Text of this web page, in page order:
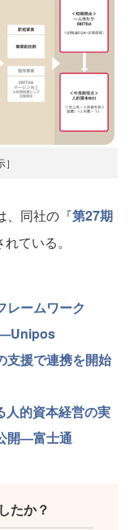
、同社の『第27期
ている。
レームワーク
—Unipos
支援で連携を開始
人的資本経営の実
開—富士通
たか？